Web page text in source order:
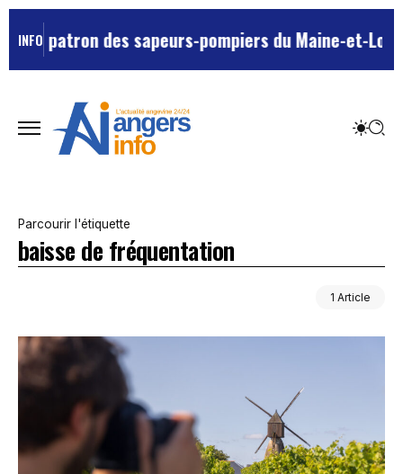
INFO
patron des sapeurs-pompiers du Maine-et-Loire ?
Parcourir l'étiquette
baisse de fréquentation
1 Article